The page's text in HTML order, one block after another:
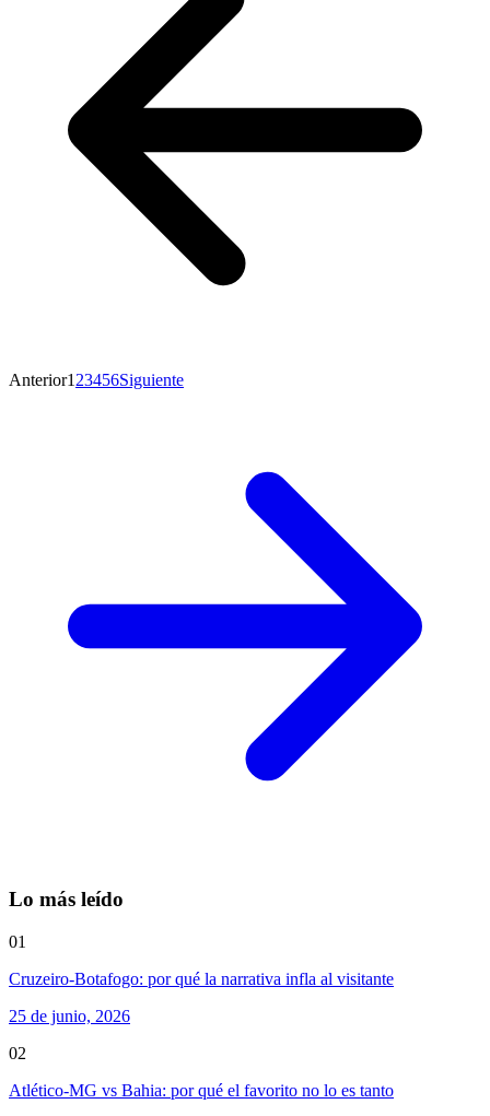
Anterior1 23456Siguiente
Lo más leído
01
Cruzeiro-Botafogo: por qué la narrativa infla al visitante
25 de junio, 2026
02
Atlético-MG vs Bahia: por qué el favorito no lo es tanto